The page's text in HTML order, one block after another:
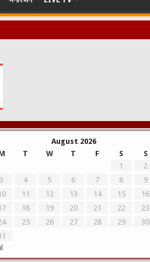
August 2026
T W T F S
S
1
2
3
4 5 6 7 8
9
11 12 13 14 15
16
18 19 20 21 22
23
25 26 27 28 29
30